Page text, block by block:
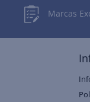
Marcas